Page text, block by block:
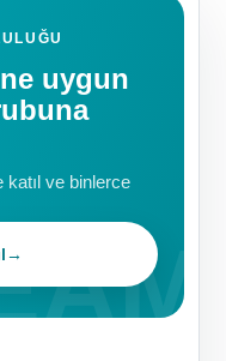
uygun
ve binlerce
→